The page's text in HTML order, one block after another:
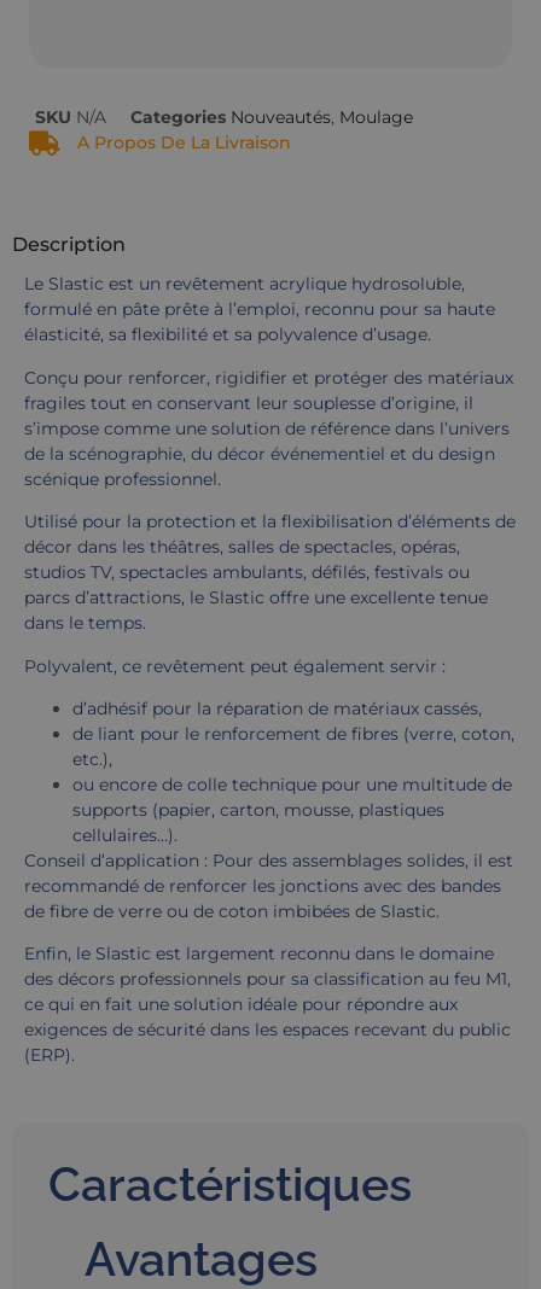
SKU N/A Categories Nouveautés, Moulage
A Propos De La Livraison
Description
Le Slastic est un revêtement acrylique hydrosoluble,
formulé en pâte prête à l’emploi, reconnu pour sa haute
élasticité, sa flexibilité et sa polyvalence d’usage.
Conçu pour renforcer, rigidifier et protéger des matériaux
fragiles tout en conservant leur souplesse d’origine, il
s’impose comme une solution de référence dans l’univers
de la scénographie, du décor événementiel et du design
scénique professionnel.
Utilisé pour la protection et la flexibilisation d’éléments de
décor dans les théâtres, salles de spectacles, opéras,
studios TV, spectacles ambulants, défilés, festivals ou
parcs d’attractions, le Slastic offre une excellente tenue
dans le temps.
Polyvalent, ce revêtement peut également servir :
d’adhésif pour la réparation de matériaux cassés,
de liant pour le renforcement de fibres (verre, coton,
etc.),
ou encore de colle technique pour une multitude de
supports (papier, carton, mousse, plastiques
cellulaires…).
Conseil d’application : Pour des assemblages solides, il est
recommandé de renforcer les jonctions avec des bandes
de fibre de verre ou de coton imbibées de Slastic.
Enfin, le Slastic est largement reconnu dans le domaine
des décors professionnels pour sa classification au feu M1,
ce qui en fait une solution idéale pour répondre aux
exigences de sécurité dans les espaces recevant du public
(ERP).
Caractéristiques
Avantages